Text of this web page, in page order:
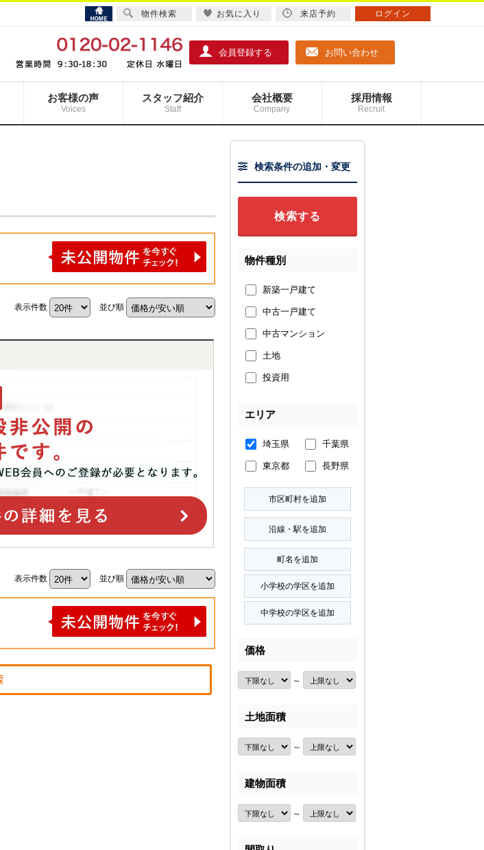
会員登録する お問い合わせ
お客様の声
Voices
スタッフ紹介
Staff
会社概要
Company
採用情報
Recruit
表示件数 並び順
表示件数 並び順
検索条件の追加・変更
物件種別
新築一戸建て
中古一戸建て
中古マンション
土地
投資用
エリア
埼玉県 千葉県
東京都 長野県
価格
～
土地面積
～
建物面積
～
物件検索 お気に入り 来店予約 ログイン